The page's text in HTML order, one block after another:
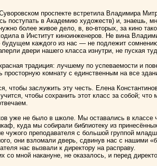
проспекте встретила Владимира
поступать в Академию художеств) и, знаешь,
более живое дело, в, во-вторых, за кино
в Институт киноинженеров. Не вина
будущем каждого из нас — не подлежит
двери нашего класса изнутри, не пуская
традиция: лучшему по успеваемости и
комнату с единственным на все
чтобы заслужить эту честь. Елена
чтобы сохранить этот класс за собой;
уже не было в школе. Мы оставались в классе
куда мы собирали библиотеку из
чужого преподавателя с большой группой
они взломали дверь, сдвинув нас с нашими
нас вызвали к директору на расправу.
со мной накануне, не оказалось, и перед